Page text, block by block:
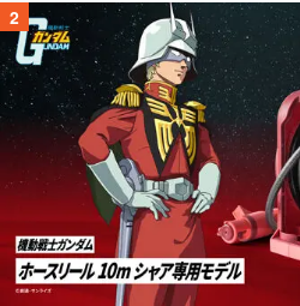
『機動戦士ガンダム』の「シャア専用
リールが予約開始。本体にはシャアの
エンブレム、型式番号などを配置